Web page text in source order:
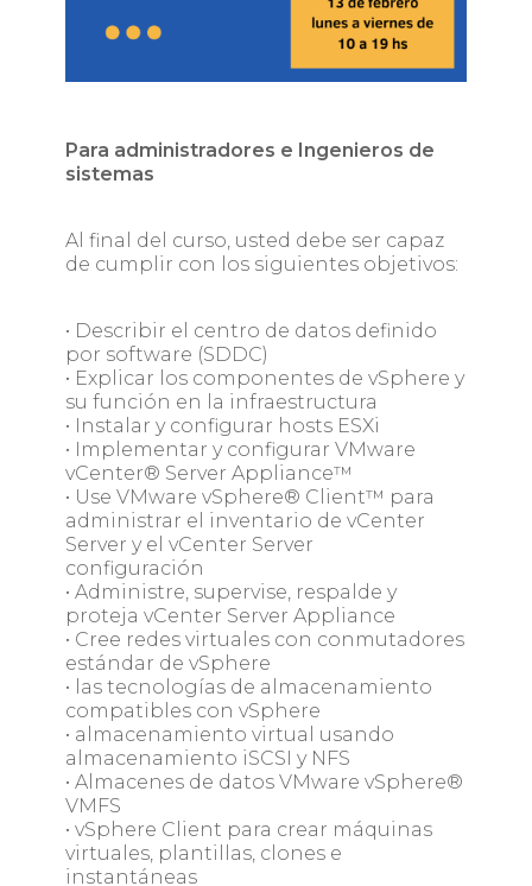
Para administradores e Ingenieros de
sistemas
Al final del curso, usted debe ser capaz
de cumplir con los siguientes objetivos:
• Describir el centro de datos definido
por software (SDDC)
• Explicar los componentes de vSphere y
su función en la infraestructura
• Instalar y configurar hosts ESXi
• Implementar y configurar VMware
vCenter® Server Appliance™
• Use VMware vSphere® Client™ para
administrar el inventario de vCenter
Server y el vCenter Server
configuración
• Administre, supervise, respalde y
proteja vCenter Server Appliance
• Cree redes virtuales con conmutadores
estándar de vSphere
• las tecnologías de almacenamiento
compatibles con vSphere
• almacenamiento virtual usando
almacenamiento iSCSI y NFS
• Almacenes de datos VMware vSphere®
VMFS
• vSphere Client para crear máquinas
virtuales, plantillas, clones e
instantáneas